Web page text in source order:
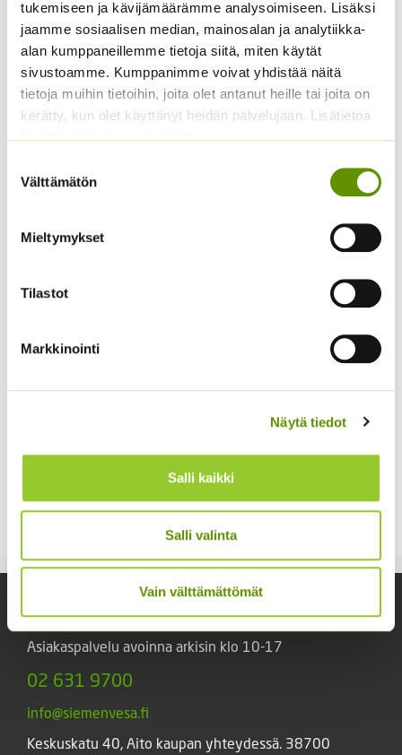
tukemiseen ja kävijämäärämme analysoimiseen. Lisäksi
jaamme sosiaalisen median, mainosalan ja analytiikka-
alan kumppaneillemme tietoja siitä, miten käytät
sivustoamme. Kumppanimme voivat yhdistää näitä
tietoja muihin tietoihin, joita olet antanut heille tai joita on
kerätty, kun olet käyttänyt heidän palvelujaan. Lisätietoa
käyttämistämme evästeistä
valinta
Välttämätön
Mieltymykset
Tilastot
Markkinointi
Näytä tiedot
Salli kaikki
Salli valinta
Vain välttämättömät
Sweetheart (an)
Kiinanasteri Matador
3,80€ Sisältää arvonlisäveron
Yhteystiedot
Asiakaspalvelu avoinna arkisin klo 10-17
02 631 9700
info@siemenvesa.fi
Keskuskatu 40, Aito kaupan yhteydessä. 38700